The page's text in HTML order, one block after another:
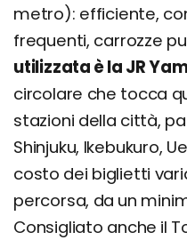
metro): efficiente,
frequenti, carrozze
utilizzata è la JR
circolare che tocca
stazioni della città,
Shinjuku, Ikebukuro,
costo dei biglietti
percorsa, da un
Consigliato anche il